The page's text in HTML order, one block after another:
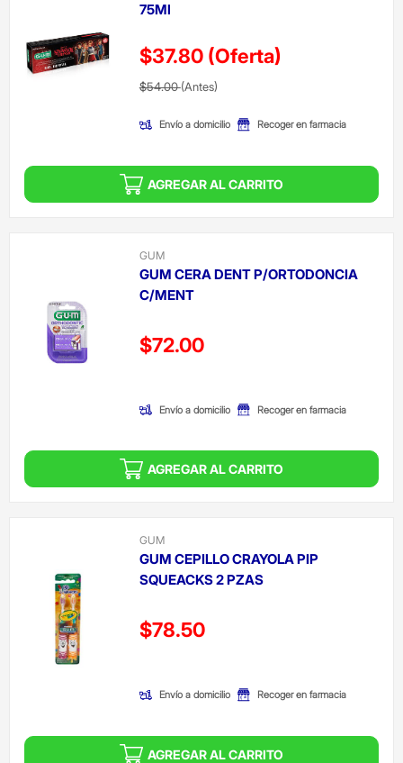
75Ml
$37.80 (Oferta)
Precio reducido de
$54.00(Antes)(Oferta)
Envío a domicilio Recoger en farmacia
AGREGAR AL CARRITO
GUM
GUM CERA DENT P/ORTODONCIA
C/MENT
Precio reducido de
$72.00
Envío a domicilio Recoger en farmacia
AGREGAR AL CARRITO
GUM
GUM CEPILLO CRAYOLA PIP
SQUEACKS 2 PZAS
Precio reducido de
$78.50
Envío a domicilio Recoger en farmacia
AGREGAR AL CARRITO